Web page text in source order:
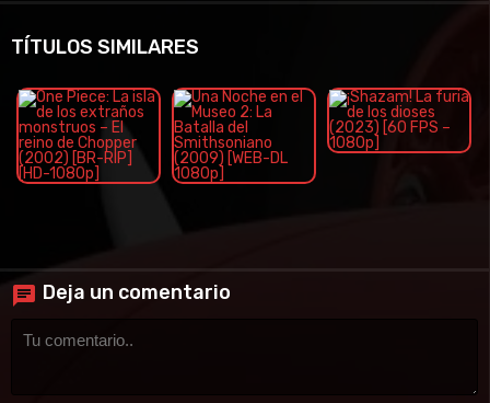
TÍTULOS SIMILARES
Deja un comentario